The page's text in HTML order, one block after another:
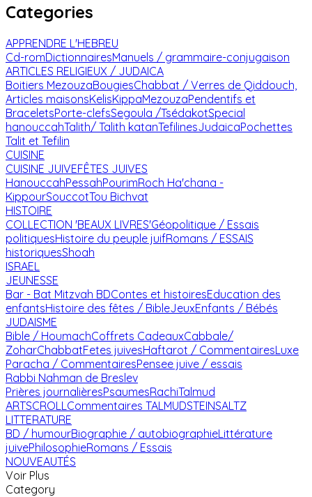
Categories
APPRENDRE L'HEBREU
Cd-romDictionnairesManuels / grammaire-conjugaison
ARTICLES RELIGIEUX / JUDAICA
Boitiers MezouzaBougiesChabbat / Verres de Qiddouch,
Articles maisonsKelisKippaMezouzaPendentifs et
BraceletsPorte-clefsSegoula /TsédakotSpecial
hanouccahTalith/ Talith katanTefilinesJudaicaPochettes
Talit et Tefilin
CUISINE
CUISINE JUIVEFÊTES JUIVES
HanouccahPessahPourimRoch Ha'chana -
KippourSouccotTou Bichvat
HISTOIRE
COLLECTION 'BEAUX LIVRES'Géopolitique / Essais
politiquesHistoire du peuple juifRomans / ESSAIS
historiquesShoah
ISRAEL
JEUNESSE
Bar - Bat Mitzvah BDContes et histoiresEducation des
enfantsHistoire des fêtes / BibleJeuxEnfants / Bébés
JUDAISME
Bible / HoumachCoffrets CadeauxCabbale/
ZoharChabbatFetes juivesHaftarot / CommentairesLuxe
Paracha / CommentairesPensee juive / essais
Rabbi Nahman de Breslev
Prières journalièresPsaumesRachiTalmud
ARTSCROLL Commentaires TALMUDSTEINSALTZ
LITTERATURE
BD / humourBiographie / autobiographieLittérature
juivePhilosophieRomans / Essais
NOUVEAUTÉS
Voir Plus
Category